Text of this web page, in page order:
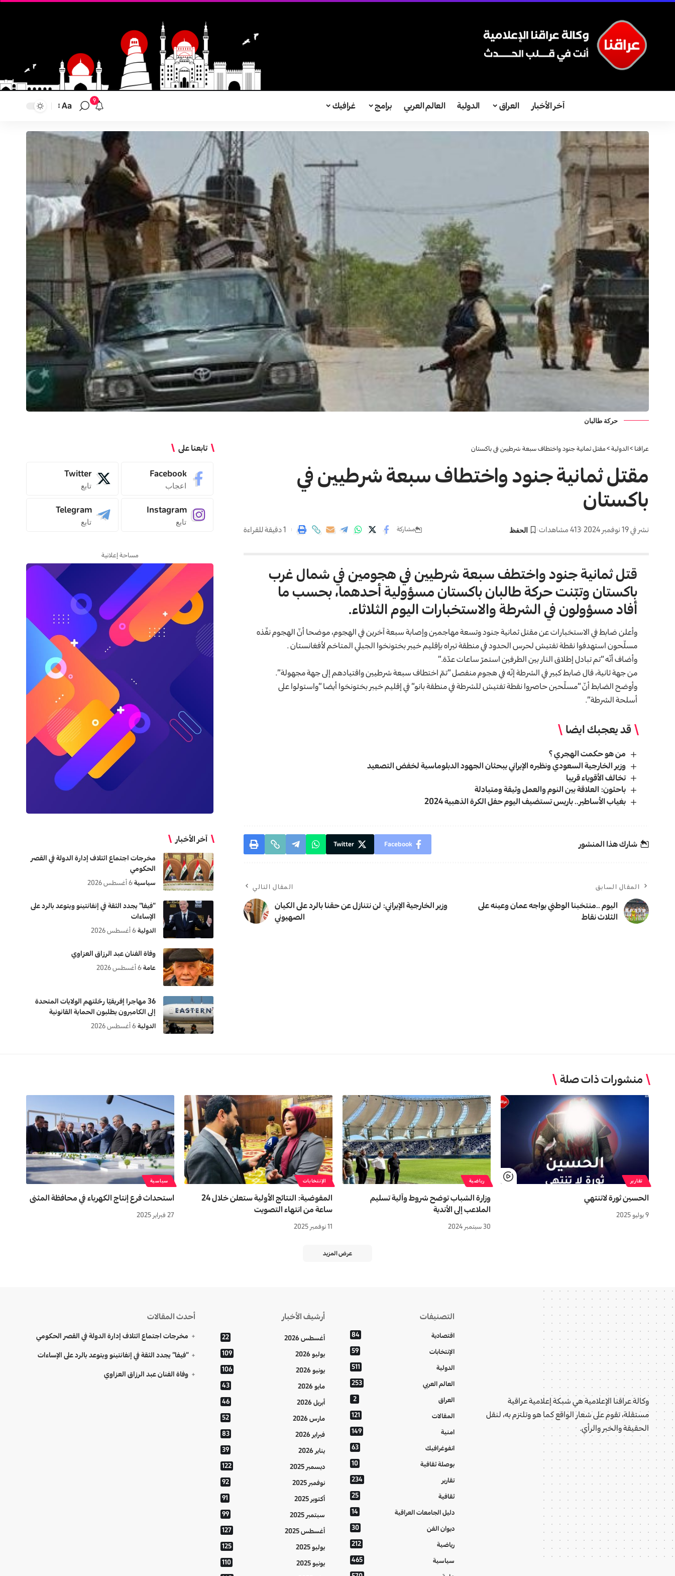
آخر الأخبار العراق الدولية العالم العربي برامج غرافيك 9
تغيير
النص
Aa
حركة طالبان
عراقنا >الدولية>مقتل ثمانية جنود واختطاف سبعة شرطيين في باكستان
مقتل ثمانية جنود واختطاف سبعة شرطيين في
باكستان
نشر في 19 نوفمبر 2024 413 مشاهدات مشاركة 1 دقيقة للقراءة
قتل ثمانية جنود واختطف سبعة شرطيين في هجومين في شمال غرب
باكستان وتبّنت حركة طالبان باكستان مسؤولية أحدهما، بحسب ما
أفاد مسؤولون في الشرطة والاستخبارات اليوم الثلاثاء.
وأعلن ضابط في الاستخبارات عن مقتل ثمانية جنود وتسعة مهاجمين وإصابة سبعة آخرين في الهجوم، موضحا أنّ الهجوم نفّذه
مسلّحون استهدفوا نقطة تفتيش لحرس الحدود في منطقة تيراه بإقليم خيبر بختونخوا الجبلي المتاخم لأفغانستان .
وأضاف أنّه “تم تبادل إطلاق النار بين الطرفين استمرّ ساعات عدّة“.
من جهة ثانية، قال ضابط كبير في الشرطة إنّه في هجوم منفصل “تمّ اختطاف سبعة شرطيين واقتيادهم إلى جهة مجهولة”.
وأوضح الضابط أنّ “مسلّحين حاصروا نقطة تفتيش للشرطة في منطقة بانو” في إقليم خيبر بختونخوا أيضا “واستولوا على
أسلحة الشرطة”.
قد يعجبك ايضا
من هو حکمت الهجري ؟
وزير الخارجية السعودي ونظيره الإيراني يبحثان الجهود الدبلوماسية لخفض التصعيد
تخالف الأقوياء قريبا
باحثون: العلاقة بين النوم والعمل وثيقة ومتبادلة
بغياب الأساطير.. باريس تستضيف اليوم حفل الكرة الذهبية 2024
شارك هذا المنشور Facebook
Twitter
المقال السابق
اليوم ..منتخبنا الوطني يواجه عمان وعينه على
الثلاث نقاط
المقال التالي
وزير الخارجية الإيراني: لن نتنازل عن حقنا بالرد على الكيان
الصهيوني
تابعنا على
Facebook
اعجاب
Twitter
تابع
Instagram
تابع
Telegram
تابع
مساحة إعلانية
آخر الأخبار
مخرجات اجتماع ائتلاف إدارة الدولة في القصر
الحكومي
سياسية 6 أغسطس 2026
“فيفا” يجدد الثقة في إنفانتينو ويتوعد بالرد على
الإساءات
الدولية 6 أغسطس 2026
وفاة الفنان عبد الرزاق العزاوي
عامة 6 أغسطس 2026
36 مهاجرا إفريقيّا رحّلتهم الولايات المتحدة
إلى الكاميرون يطلبون الحماية القانونية
الدولية 6 أغسطس 2026
منشورات ذات صلة
تقارير
الحسين ثورة لاتنتهي
9 يوليو 2025
رياضية
وزارة الشباب توضح شروط وآلية تسليم
الملاعب إلى الأندية
30 سبتمبر 2024
الإنتخابات
المفوضية: النتائج الأولية ستعلن خلال 24
ساعة من انتهاء التصويت
11 نوفمبر 2025
سياسية
استحداث فرع إنتاج الكهرباء في محافظة المثنى
27 فبراير 2025
عرض المزيد
وكالة عراقنا الإعلامية هي شبكة إعلامية عراقية
مستقلة، تقوم على شعار الواقع كما هو وتلتزم به، لنقل
الحقيقة والخبر والرأي.
التصنيفات
اقتصادية 84
الإنتخابات 59
الدولية 511
العالم العربي 253
العراق 2
المقالات 121
امنية 149
انفوغرافيك 63
بوصلة ثقافية 10
تقارير 234
ثقافية 25
دليل الجامعات العراقية 14
ديوان الفن 30
رياضية 212
سياسية 465
أرشيف الأخبار
أغسطس 2026 22
يوليو 2026 109
يونيو 2026 106
مايو 2026 43
أبريل 2026 46
مارس 2026 52
فبراير 2026 83
يناير 2026 39
ديسمبر 2025 122
نوفمبر 2025 92
أكتوبر 2025 91
سبتمبر 2025 99
أغسطس 2025 127
يوليو 2025 125
يونيو 2025 110
أحدث المقالات
مخرجات اجتماع ائتلاف إدارة الدولة في القصر الحكومي
“فيفا” يجدد الثقة في إنفانتينو ويتوعد بالرد على الإساءات
وفاة الفنان عبد الرزاق العزاوي